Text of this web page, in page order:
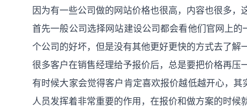
因为有一些公司做的网站价格也很高，内容也很多，
首先一般公司选择网站建设公司都会看他们官网上
个公司的好坏，但是没有其他更好更快的方式去了解
很多客户在销售经理给予报价后，总是要把价格再压
有时候大家会觉得客户肯定喜欢报价越低越开心，
人员发挥着非常重要的作用，在报价和做方案的时候